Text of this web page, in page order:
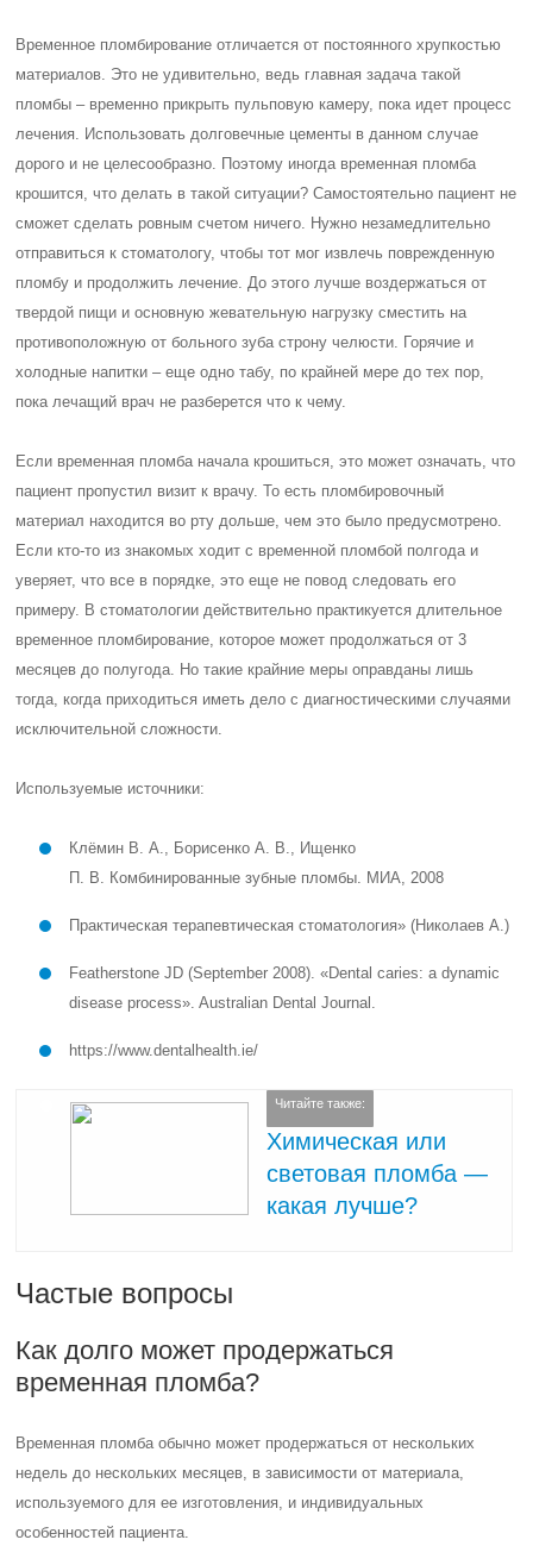
Временное пломбирование отличается от постоянного хрупкостью
материалов. Это не удивительно, ведь главная задача такой
пломбы – временно прикрыть пульповую камеру, пока идет процесс
лечения. Использовать долговечные цементы в данном случае
дорого и не целесообразно. Поэтому иногда временная пломба
крошится, что делать в такой ситуации? Самостоятельно пациент не
сможет сделать ровным счетом ничего. Нужно незамедлительно
отправиться к стоматологу, чтобы тот мог извлечь поврежденную
пломбу и продолжить лечение. До этого лучше воздержаться от
твердой пищи и основную жевательную нагрузку сместить на
противоположную от больного зуба строну челюсти. Горячие и
холодные напитки – еще одно табу, по крайней мере до тех пор,
пока лечащий врач не разберется что к чему.
Если временная пломба начала крошиться, это может означать, что
пациент пропустил визит к врачу. То есть пломбировочный
материал находится во рту дольше, чем это было предусмотрено.
Если кто-то из знакомых ходит с временной пломбой полгода и
уверяет, что все в порядке, это еще не повод следовать его
примеру. В стоматологии действительно практикуется длительное
временное пломбирование, которое может продолжаться от 3
месяцев до полугода. Но такие крайние меры оправданы лишь
тогда, когда приходиться иметь дело с диагностическими случаями
исключительной сложности.
Используемые источники:
Клёмин В. А., Борисенко А. В., Ищенко
П. В. Комбинированные зубные пломбы. МИА, 2008
Практическая терапевтическая стоматология» (Николаев А.)
Featherstone JD (September 2008). «Dental caries: a dynamic
disease process». Australian Dental Journal.
https://www.dentalhealth.ie/
Читайте также:
Химическая или
световая пломба —
какая лучше?
Частые вопросы
Как долго может продержаться
временная пломба?
Временная пломба обычно может продержаться от нескольких
недель до нескольких месяцев, в зависимости от материала,
используемого для ее изготовления, и индивидуальных
особенностей пациента.